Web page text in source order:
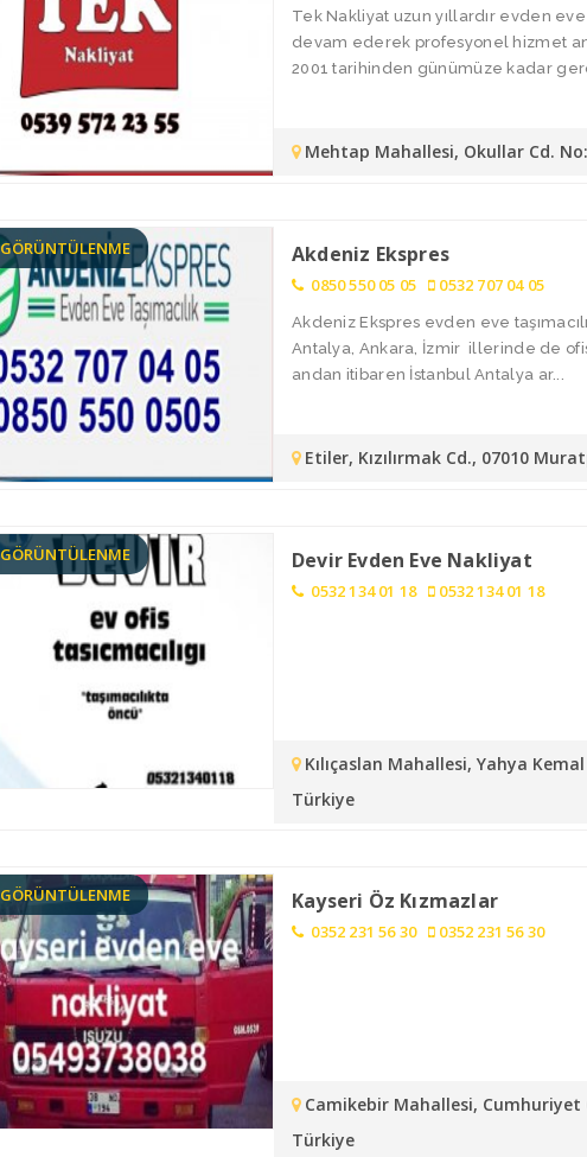
Tek Nakliyat uzun yıllardır evden
devam ederek profesyonel hizmet
2001 tarihinden günümüze kadar
Mehtap Mahallesi, Okullar Cd.
Akdeniz Ekspres
0850 550 05 05 0532 707 04 05
Akdeniz Ekspres evden eve
Antalya, Ankara, İzmir illerinde de
andan itibaren İstanbul Antalya ar...
Etiler, Kızılırmak Cd., 07010
Devir Evden Eve Nakliyat
0532 134 01 18 0532 134 01 18
Kılıçaslan Mahallesi, Yahya
Türkiye
Kayseri Öz Kızmazlar
0352 231 56 30 0352 231 56 30
Camikebir Mahallesi, Cumhuriyet
Türkiye